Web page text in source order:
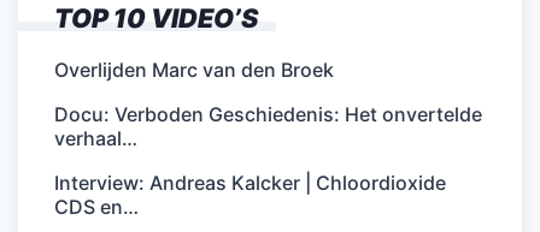
TOP 10 VIDEO’S
Overlijden Marc van den Broek
Docu: Verboden Geschiedenis: Het onvertelde
verhaal…
Interview: Andreas Kalcker | Chloordioxide
CDS en…